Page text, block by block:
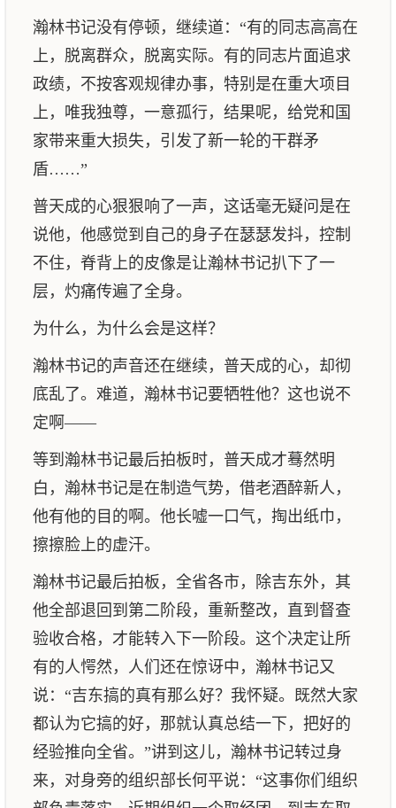
瀚林书记没有停顿，继续道：“有的同志高高在
上，脱离群众，脱离实际。有的同志片面追求
政绩，不按客观规律办事，特别是在重大项目
上，唯我独尊，一意孤行，结果呢，给党和国
家带来重大损失，引发了新一轮的干群矛
盾……”
普天成的心狠狠响了一声，这话毫无疑问是在
说他，他感觉到自己的身子在瑟瑟发抖，控制
不住，脊背上的皮像是让瀚林书记扒下了一
层，灼痛传遍了全身。
为什么，为什么会是这样？
瀚林书记的声音还在继续，普天成的心，却彻
底乱了。难道，瀚林书记要牺牲他？这也说不
定啊——
等到瀚林书记最后拍板时，普天成才蓦然明
白，瀚林书记是在制造气势，借老酒醉新人，
他有他的目的啊。他长嘘一口气，掏出纸巾，
擦擦脸上的虚汗。
瀚林书记最后拍板，全省各市，除吉东外，其
他全部退回到第二阶段，重新整改，直到督查
验收合格，才能转入下一阶段。这个决定让所
有的人愕然，人们还在惊讶中，瀚林书记又
说：“吉东搞的真有那么好？我怀疑。既然大家
都认为它搞的好，那就认真总结一下，把好的
经验推向全省。”讲到这儿，瀚林书记转过身
来，对身旁的组织部长何平说：“这事你们组织